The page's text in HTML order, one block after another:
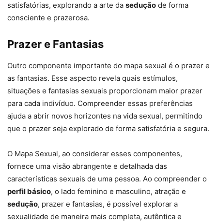
satisfatórias, explorando a arte da sedução de forma
consciente e prazerosa.
Prazer e Fantasias
Outro componente importante do mapa sexual é o prazer e
as fantasias. Esse aspecto revela quais estímulos,
situações e fantasias sexuais proporcionam maior prazer
para cada indivíduo. Compreender essas preferências
ajuda a abrir novos horizontes na vida sexual, permitindo
que o prazer seja explorado de forma satisfatória e segura.
O Mapa Sexual, ao considerar esses componentes,
fornece uma visão abrangente e detalhada das
características sexuais de uma pessoa. Ao compreender o
perfil básico, o lado feminino e masculino, atração e
sedução, prazer e fantasias, é possível explorar a
sexualidade de maneira mais completa, autêntica e